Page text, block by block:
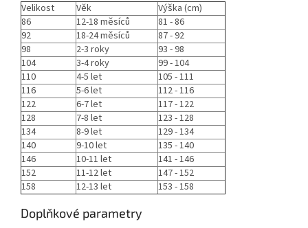
Velikost
Věk
Výška (cm)
86
12-18 měsíců
81 - 86
92
18-24 měsíců
87 - 92
98
2-3 roky
93 - 98
104
3-4 roky
99 - 104
110
4-5 let
105 - 111
116
5-6 let
112 - 116
122
6-7 let
117 - 122
128
7-8 let
123 - 128
134
8-9 let
129 - 134
140
9-10 let
135 - 140
146
10-11 let
141 - 146
152
11-12 let
147 - 152
158
12-13 let 153 - 158
Doplňkové parametry